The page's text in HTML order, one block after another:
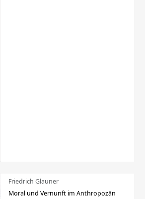
Friedrich Glauner
Moral und Vernunft im Anthropozän